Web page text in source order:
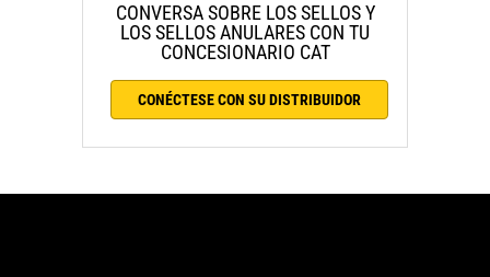
CONVERSA SOBRE LOS SELLOS Y
LOS SELLOS ANULARES CON TU
CONCESIONARIO CAT
CONÉCTESE CON SU DISTRIBUIDOR